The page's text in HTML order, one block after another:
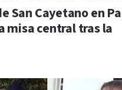
San Cayetano en
misa central tras la